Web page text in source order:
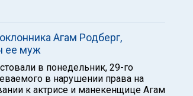
Агам Родберг,
ее муж
в понедельник, 29-го
в нарушении права на
к актрисе и манекенщице Агам